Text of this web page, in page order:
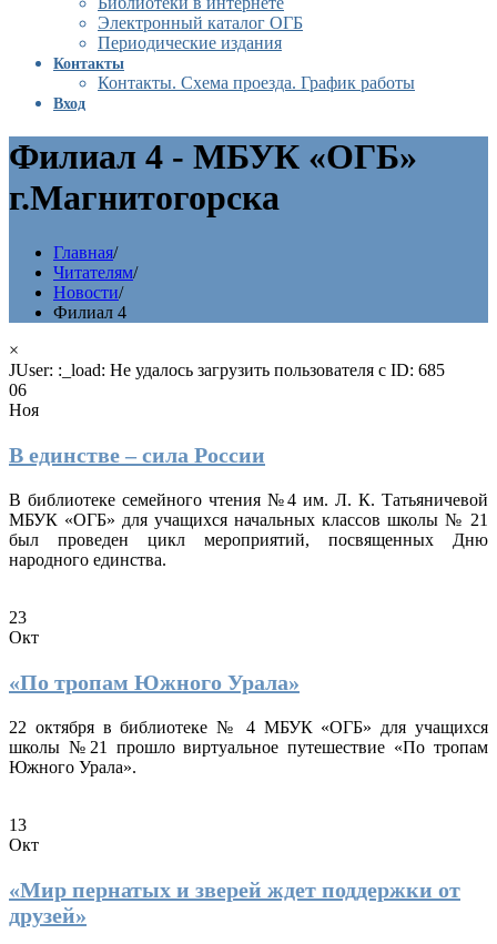
Электронный каталог ОГБ
Периодические издания
Контакты
Контакты. Схема проезда. График работы
Вход
Филиал 4 - МБУК «ОГБ»
г.Магнитогорска
Главная/
Читателям/
Новости/
Филиал 4
×
JUser: :_load: Не удалось загрузить пользователя с ID: 685
06
Ноя
В единстве – сила России
В библиотеке семейного чтения №4 им. Л. К. Татьяничевой
МБУК «ОГБ» для учащихся начальных классов школы № 21
был проведен цикл мероприятий, посвященных Дню
народного единства.
23
Окт
«По тропам Южного Урала»
22 октября в библиотеке № 4 МБУК «ОГБ» для учащихся
школы №21 прошло виртуальное путешествие «По тропам
Южного Урала».
13
Окт
«Мир пернатых и зверей ждет поддержки от
друзей»